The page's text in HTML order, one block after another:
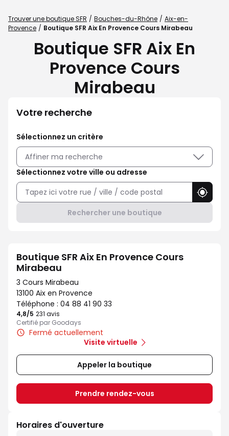
Trouver une boutique SFR Bouches-du-Rhône
Aix-en-
Provence
Boutique SFR Aix En Provence Cours Mirabeau
Boutique SFR Aix En
Provence Cours
Mirabeau
Votre recherche
Sélectionnez un critère
Affiner ma recherche
Sélectionnez votre ville ou adresse
Rechercher une boutique
Boutique SFR Aix En Provence Cours
Mirabeau
3 Cours Mirabeau
13100 Aix en Provence
Téléphone : 04 88 41 90 33
4,8/5 Note de 4.8 sur 5
231 avis
Certifié par Goodays
Fermé actuellement
Visite virtuelle
Appeler la boutique
Prendre rendez-vous
Horaires d'ouverture